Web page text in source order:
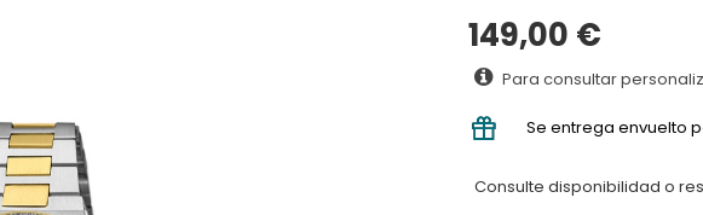
149,00 €
Para consultar
Se entrega envuelto
Consulte disponibilidad o